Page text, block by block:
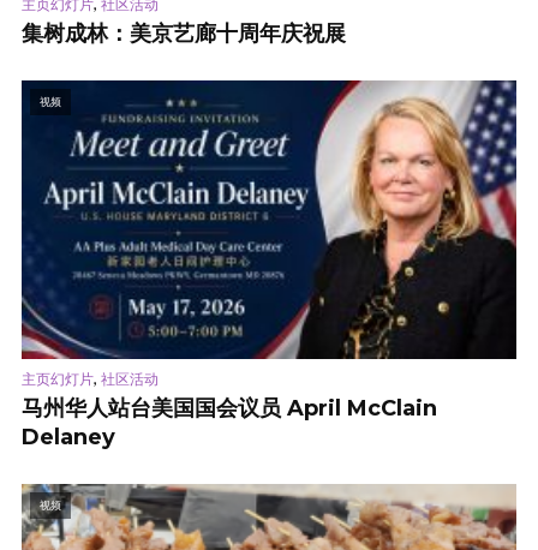
主页幻灯片 社区活动
集树成林：美京艺廊十周年庆祝展
视频
主页幻灯片, 社区活动
马州华人站台美国国会议员 April McClain
Delaney
视频